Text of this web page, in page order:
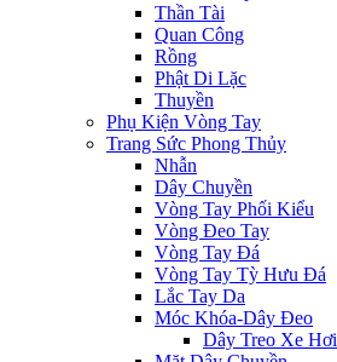
Thần Tài
Quan Công
Rồng
Phật Di Lặc
Thuyền
Phụ Kiện Vòng Tay
Trang Sức Phong Thủy
Nhẫn
Dây Chuyền
Vòng Tay Phối Kiểu
Vòng Đeo Tay
Vòng Tay Đá
Vòng Tay Tỳ Hưu Đá
Lắc Tay Da
Móc Khóa-Dây Đeo
Dây Treo Xe Hơi